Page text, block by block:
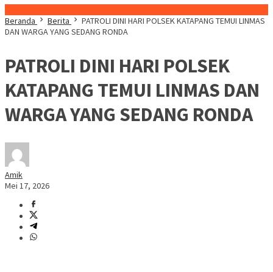
Beranda
Berita
‎PATROLI DINI HARI POLSEK KATAPANG TEMUI LINMAS
DAN WARGA YANG SEDANG RONDA
‎PATROLI DINI HARI POLSEK
KATAPANG TEMUI LINMAS DAN
WARGA YANG SEDANG RONDA
Amik
Mei 17, 2026